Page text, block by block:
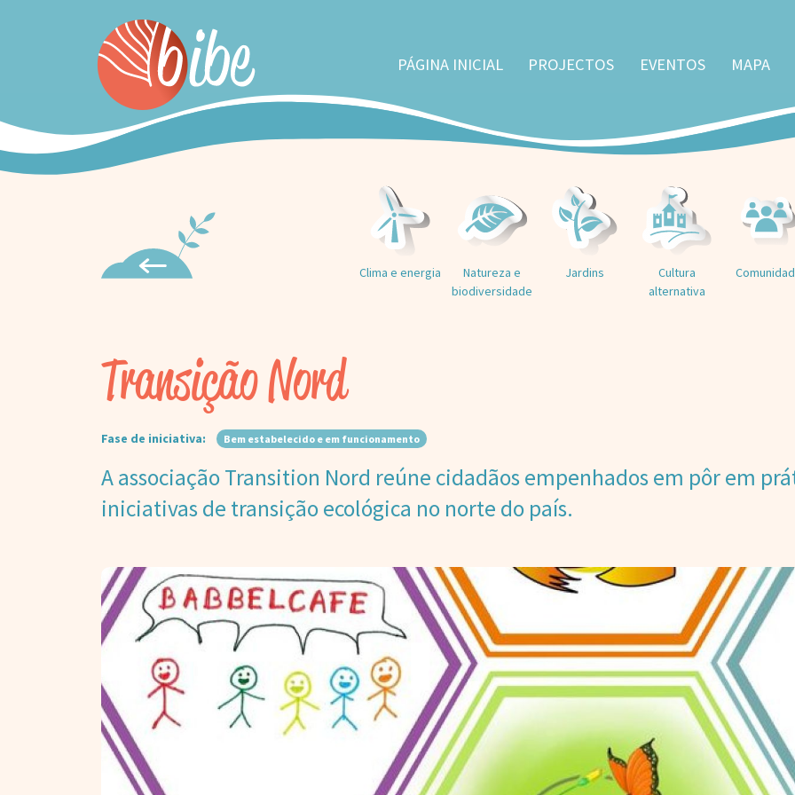
PÁGINA INICIAL PROJECTOS EVENTOS MAPA
Clima e energia
Natureza e
biodiversidade
Jardins
Cultura
alternativa
Transição Nord
Fase de iniciativa: Bem estabelecido e em funcionamento
A associação Transition Nord reúne cidadãos empenhados em pôr em
iniciativas de transição ecológica no norte do país.